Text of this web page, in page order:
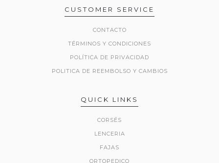
CUSTOMER SERVICE
CONTACTO
TÉRMINOS Y CONDICIONES
POLÍTICA DE PRIVACIDAD
POLITICA DE REEMBOLSO Y CAMBIOS
QUICK LINKS
CORSÉS
LENCERIA
FAJAS
ORTOPEDICO